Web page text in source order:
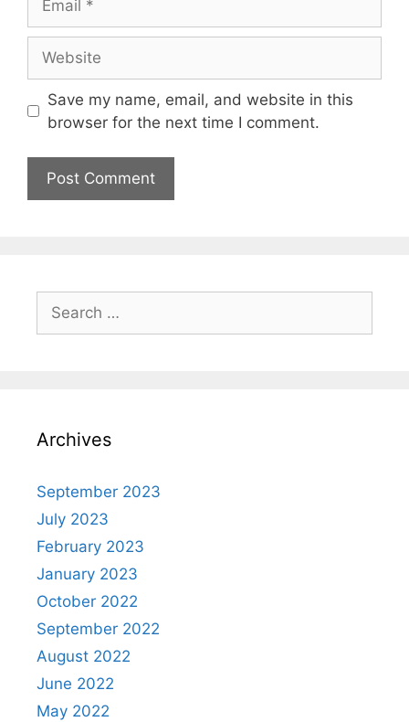
Save my name, email, and website in this
browser for the next time I comment.
Archives
September 2023
July 2023
February 2023
January 2023
October 2022
September 2022
August 2022
June 2022
May 2022